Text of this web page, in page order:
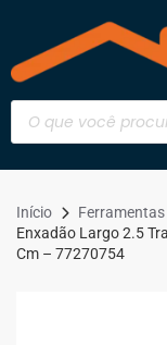
Início Ferramentas
Enxadão Largo 2.5
Cm – 77270754